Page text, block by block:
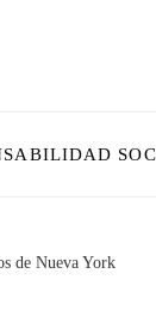
de Nueva York